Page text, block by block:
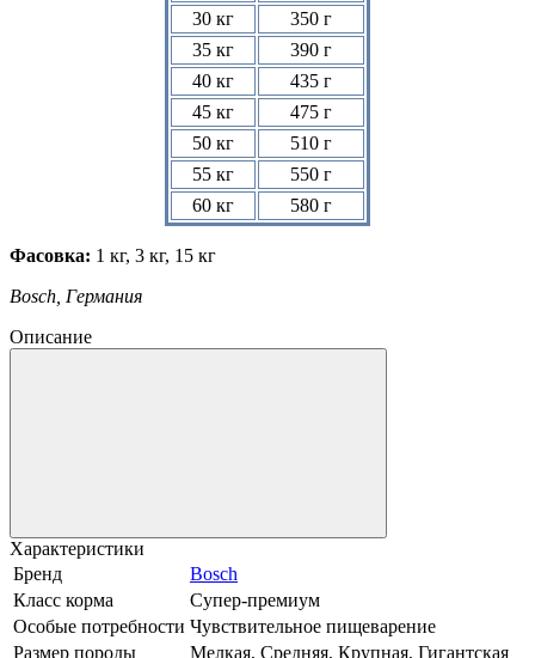
30 кг
350 г
35 кг
390 г
40 кг
435 г
45 кг
475 г
50 кг
510 г
55 кг
550 г
60 кг
580 г
Фасовка: 1 кг, 3 кг, 15 кг
Bosch, Германия
Описание
Характеристики
Бренд
Bosch
Класс корма
Супер-премиум
Особые потребности Чувствительное пищеварение
Размер породы
Мелкая, Средняя, Крупная, Гигантская